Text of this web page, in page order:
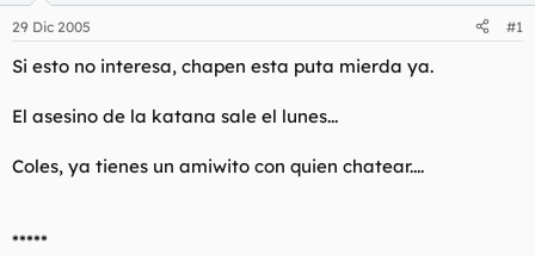
d
o
d
l
e
e
i
i
29 Dic 2005 #1
Si esto no interesa, chapen esta puta mierda ya.
El asesino de la katana sale el lunes...
Coles, ya tienes un amiwito con quien chatear....
*****